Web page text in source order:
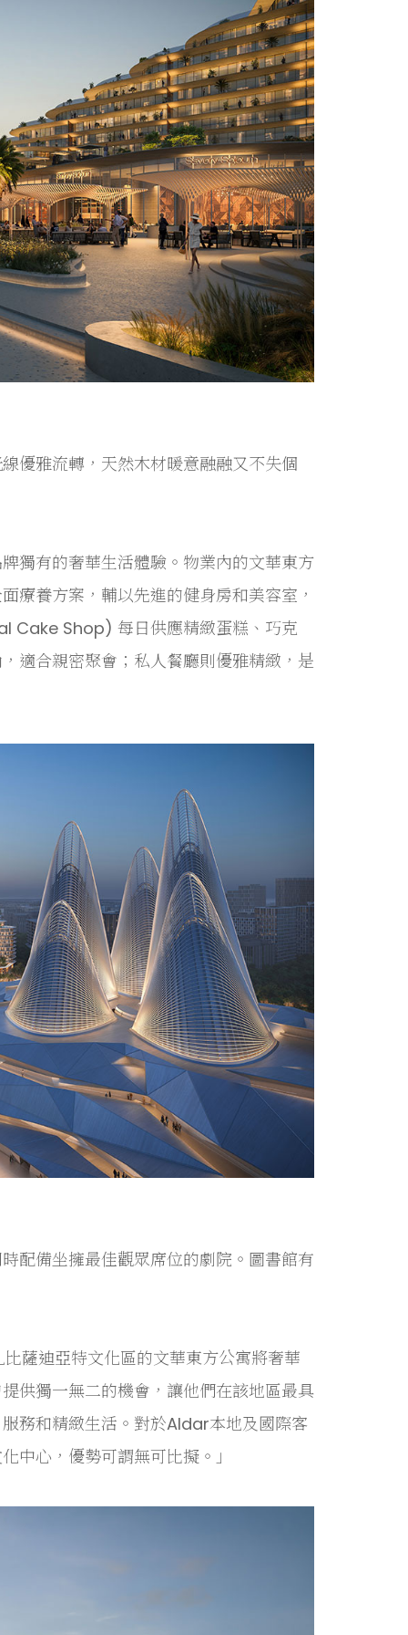
優雅流轉，天然木材暖意融融又不失個
獨有的奢華生活體驗。物業內的文華東方
養方案，輔以先進的健身房和美容室，
Cake Shop) 每日供應精緻蛋糕、巧克
適合親密聚會；私人餐廳則優雅精緻，是
配備坐擁最佳觀眾席位的劇院。圖書館有
迪亞特文化區的文華東方公寓將奢華
供獨一無二的機會，讓他們在該地區最具
務和精緻生活。對於Aldar本地及國際客
中心，優勢可謂無可比擬。」